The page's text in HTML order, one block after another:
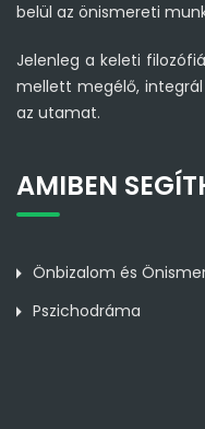
belül az önismereti
Jelenleg a keleti
mellett megélő,
az utamat.
AMIBEN
Önbizalom és
Pszichodráma